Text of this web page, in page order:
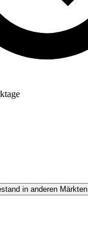
in anderen